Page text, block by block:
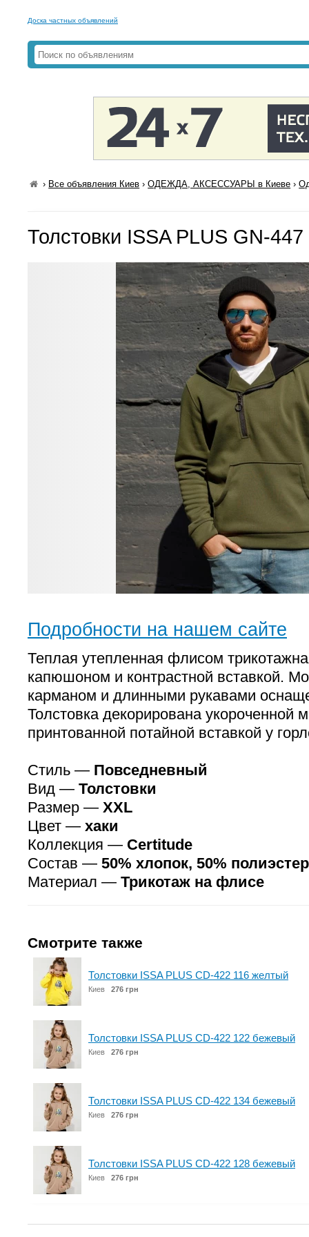
Доска частных объявлений
› Все объявления Киев ›ОДЕЖДА, АКСЕССУАРЫ в Киеве ›
Толстовки ISSA PLUS GN-447
Подробности на нашем сайте
Теплая утепленная флисом
капюшоном и контрастной вставкой.
карманом и длинными рукавами
Толстовка декорирована укороченной
принтованной потайной вставкой у
Стиль — Повседневный
Вид — Толстовки
Размер — XXL
Цвет — хаки
Коллекция — Certitude
Состав — 50% хлопок, 50% полиэстер
Материал — Трикотаж на флисе
Смотрите также
Толстовки ISSA PLUS CD-422 116 желтый
Киев 276 грн
Толстовки ISSA PLUS CD-422 122 бежевый
Киев 276 грн
Толстовки ISSA PLUS CD-422 134 бежевый
Киев 276 грн
Толстовки ISSA PLUS CD-422 128 бежевый
Киев 276 грн